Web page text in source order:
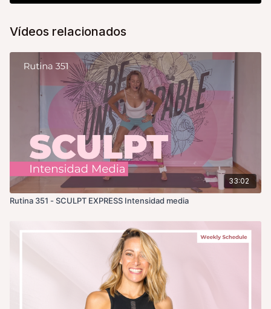
Vídeos relacionados
33:02
Rutina 351 - SCULPT EXPRESS Intensidad media